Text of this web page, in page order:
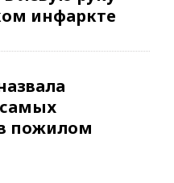
инфаркте
пожилом